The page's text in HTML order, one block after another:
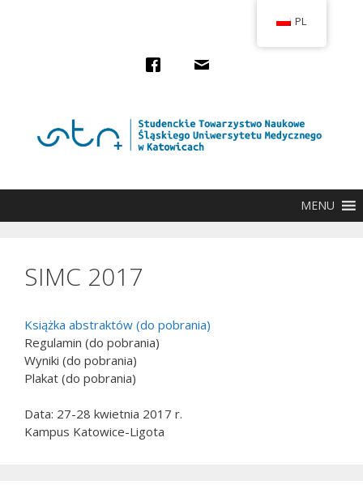
MENU
SIMC 2017
Książka abstraktów (do pobrania)
Regulamin (do pobrania)
Wyniki (do pobrania)
Plakat (do pobrania)
Data: 27-28 kwietnia 2017 r.
Kampus Katowice-Ligota
PL